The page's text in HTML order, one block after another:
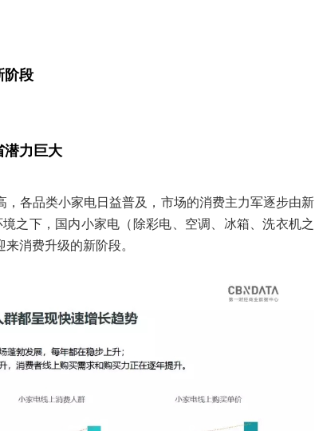
阶段
潜力巨大
各品类小家电日益普及，市场的消费主力军逐步由新
之下，国内小家电（除彩电、空调、冰箱、洗衣机之
消费升级的新阶段。